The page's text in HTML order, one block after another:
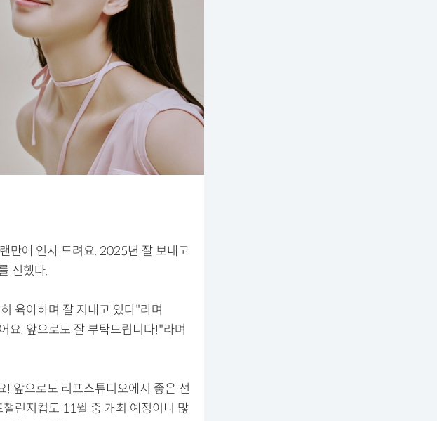
만에 인사 드려요. 2025년 잘 보내고
전했다.
육아하며 잘 지내고 있다"라며
요. 앞으로도 잘 부탁드립니다!"라며
앞으로도 리프스튜디오에서 좋은 선
린지컵도 11월 중 개최 예정이니 많